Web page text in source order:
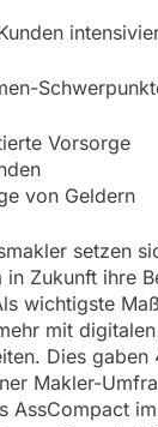
wegen
Bahnverkehr
5. August 2026
Vorsorge
von Geldern
setzen
in Zukunft ihre
wichtigste
mit
Dies gaben
Makler-
AssCompact